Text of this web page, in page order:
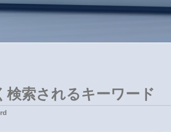
検索されるキーワード